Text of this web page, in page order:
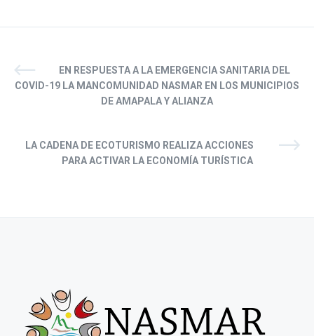
EN RESPUESTA A LA EMERGENCIA SANITARIA DEL
COVID-19 LA MANCOMUNIDAD NASMAR EN LOS MUNICIPIOS
DE AMAPALA Y ALIANZA
LA CADENA DE ECOTURISMO REALIZA ACCIONES
PARA ACTIVAR LA ECONOMÍA TURÍSTICA